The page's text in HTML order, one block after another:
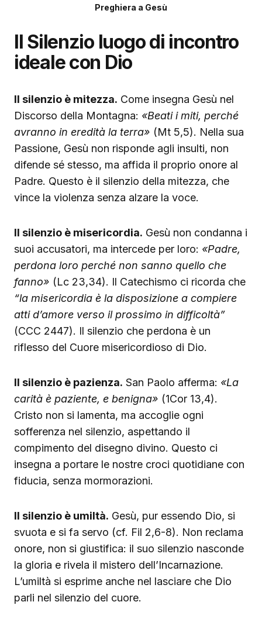
Preghiera a Gesù
Il Silenzio luogo di incontro
ideale con Dio
Il silenzio è mitezza. Come insegna Gesù nel
Discorso della Montagna: «Beati i miti, perché
avranno in eredità la terra» (Mt 5,5). Nella sua
Passione, Gesù non risponde agli insulti, non
difende sé stesso, ma affida il proprio onore al
Padre. Questo è il silenzio della mitezza, che
vince la violenza senza alzare la voce.
Il silenzio è misericordia. Gesù non condanna i
suoi accusatori, ma intercede per loro: «Padre,
perdona loro perché non sanno quello che
fanno» (Lc 23,34). Il Catechismo ci ricorda che
“la misericordia è la disposizione a compiere
atti d’amore verso il prossimo in difficoltà”
(CCC 2447). Il silenzio che perdona è un
riflesso del Cuore misericordioso di Dio.
Il silenzio è pazienza. San Paolo afferma: «La
carità è paziente, e benigna» (1Cor 13,4).
Cristo non si lamenta, ma accoglie ogni
sofferenza nel silenzio, aspettando il
compimento del disegno divino. Questo ci
insegna a portare le nostre croci quotidiane con
fiducia, senza mormorazioni.
Il silenzio è umiltà. Gesù, pur essendo Dio, si
svuota e si fa servo (cf. Fil 2,6-8). Non reclama
onore, non si giustifica: il suo silenzio nasconde
la gloria e rivela il mistero dell’Incarnazione.
L’umiltà si esprime anche nel lasciare che Dio
parli nel silenzio del cuore.